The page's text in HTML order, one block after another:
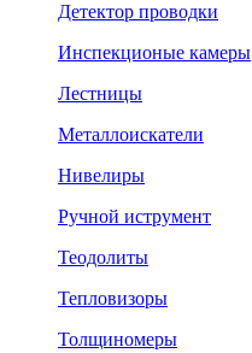
Детектор проводки
Инспекционые камеры
Лестницы
Металлоискатели
Нивелиры
Ручной иструмент
Теодолиты
Тепловизоры
Толщиномеры